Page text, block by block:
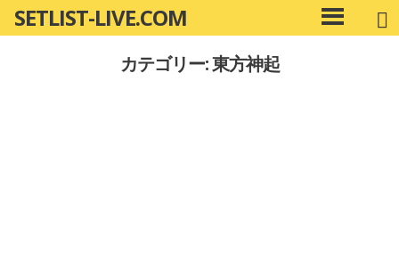
ン
SETLIST-LIVE.COM
メ
イ
カテゴリー: 東方神起